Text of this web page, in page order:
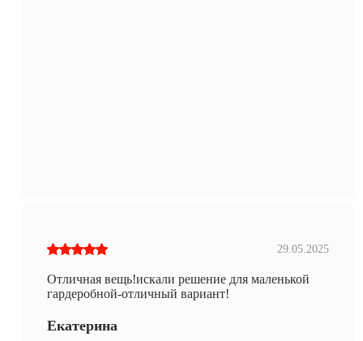
29.05.2025
Отличная вещь!искали решение для маленькой
гардеробной-отличный вариант!
Екатерина